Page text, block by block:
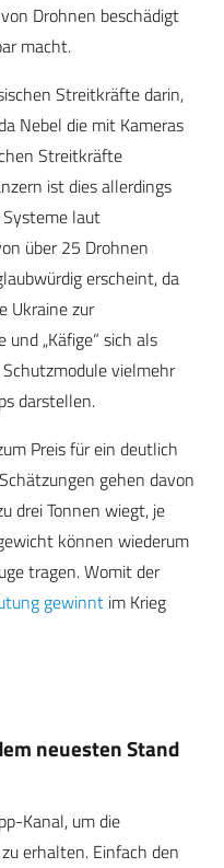
Drohnen beschädigt
macht.
Streitkräfte darin,
Nebel die mit Kameras
Streitkräfte
ist dies allerdings
laut
über 25 Drohnen
erscheint, da
Ukraine zur
„Käfige“ sich als
vielmehr
darstellen.
Preis für ein deutlich
gehen davon
drei Tonnen wiegt, je
können wiederum
tragen. Womit der
gewinnt im Krieg
neuesten Stand
Kanal, um die
erhalten. Einfach den